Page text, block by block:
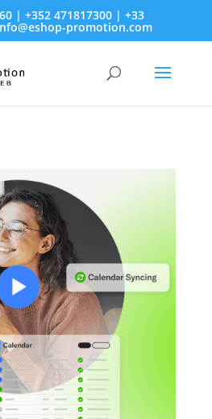
| +352 471817300 | +33
promotion.com